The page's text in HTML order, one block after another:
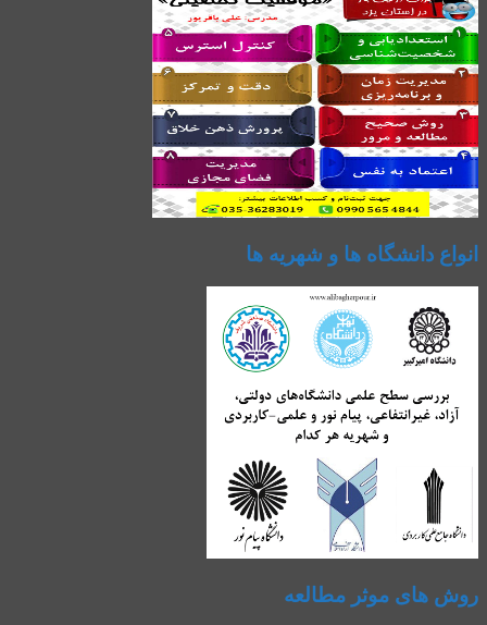
انواع دانشگاه ها و شهریه ها
روش های موثر مطالعه